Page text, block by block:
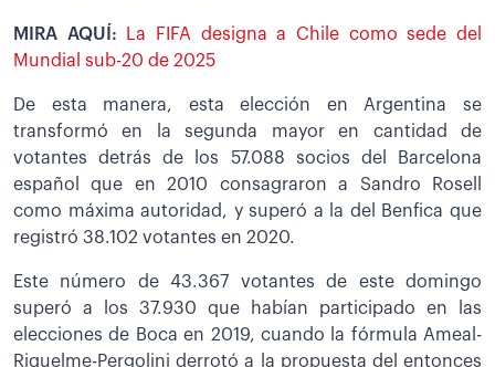
MIRA AQUÍ:
La FIFA designa a Chile como sede del
Mundial sub-20 de 2025
De esta manera, esta elección en Argentina se
transformó en la segunda mayor en cantidad de
votantes detrás de los 57.088 socios del Barcelona
español que en 2010 consagraron a Sandro Rosell
como máxima autoridad, y superó a la del Benfica que
registró 38.102 votantes en 2020.
Este número de 43.367 votantes de este domingo
superó a los 37.930 que habían participado en las
elecciones de Boca en 2019, cuando la fórmula Ameal-
Riquelme-Pergolini derrotó a la propuesta del entonces